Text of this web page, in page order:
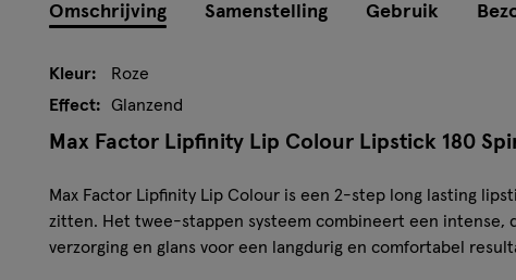
Omschrijving Samenstelling Gebruik
Kleur:
Roze
Effect:
Glanzend
Max Factor Lipfinity Lip Colour Lipstick 180
Max Factor Lipfinity Lip Colour is een 2-step long lasting
zitten. Het twee-stappen systeem combineert een intense,
verzorging en glans voor een langdurig en comfortabel